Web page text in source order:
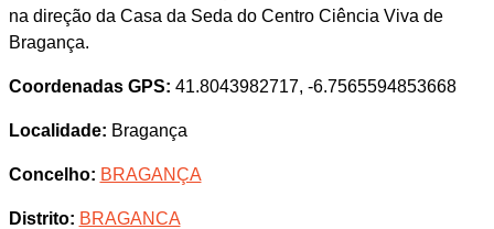
na direção da Casa da Seda do Centro Ciência Viva de
Bragança.
Coordenadas GPS: 41.8043982717, -6.7565594853668
Localidade: Bragança
Concelho: BRAGANÇA
Distrito: BRAGANCA